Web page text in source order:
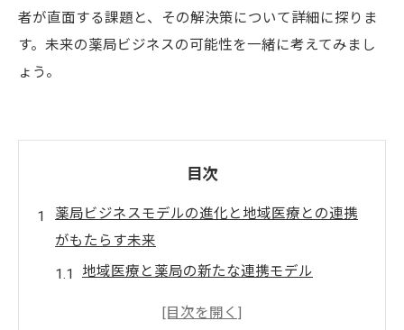
者が直面する課題と、その解決策について詳細に探りま
す。未来の薬局ビジネスの可能性を一緒に考えてみまし
ょう。
目次
薬局ビジネスモデルの進化と地域医療との連携
がもたらす未来
地域医療と薬局の新たな連携モデル
進化する薬局ビジネス：過去から未来へ